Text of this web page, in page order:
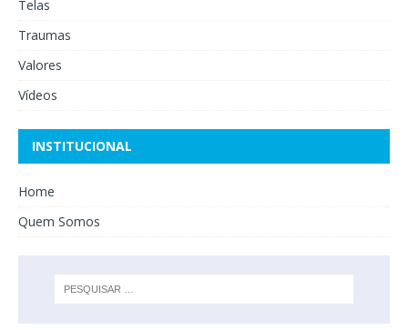
Telas
Traumas
Valores
Vídeos
INSTITUCIONAL
Home
Quem Somos